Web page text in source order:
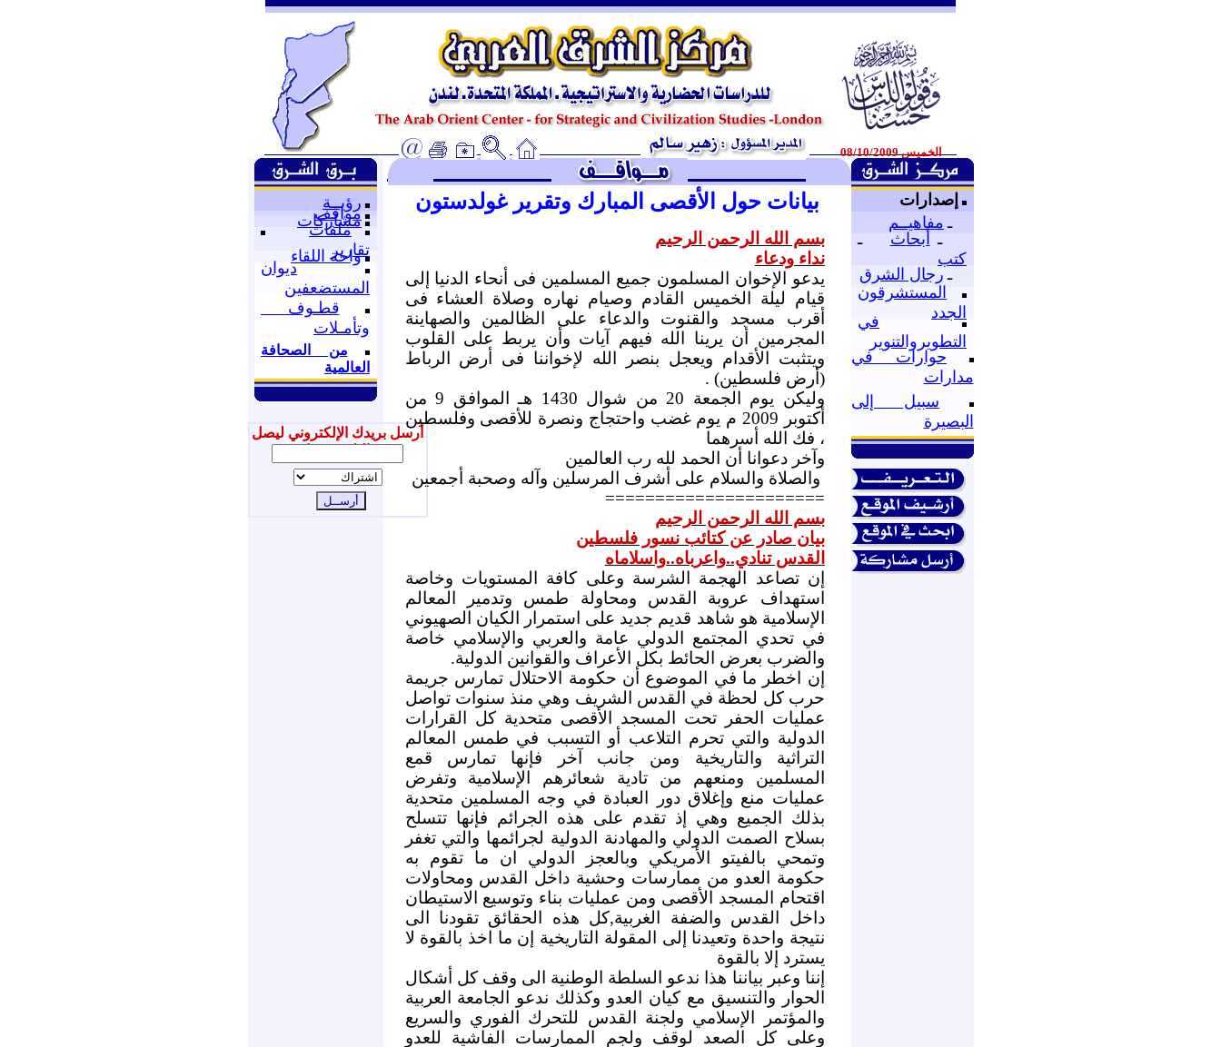
ـ
الخميس 08/10/2009
رؤيــة
مواقف
مشاركات
ملفات
تقارير
واحة اللقاء
ديوان
المستضعفين
قطـوف
وتأمـلات
من الصحافة
العالمية
أرسل بريدك الإلكتروني ليصل
إليك جديدنا
إصدارات
ـ مفاهيــم
ـ
أبحاث
ـ
كتب
ـ رجال الشرق
المستشرقون
الجدد
في
التطويروالتنوير
حوارات في
مدارات
سبيل إلى
البصيرة
بيانات حول الأقصى المبارك وتقرير غولدستون
بسم الله الرحمن الرحيم
نداء ودعاء
يدعو الإخوان المسلمون جميع المسلمين فى أنحاء الدنيا إلى
قيام ليلة الخميس القادم وصيام نهاره وصلاة العشاء فى
أقرب مسجد والقنوت والدعاء على الظالمين والصهاينة
المجرمين أن يرينا الله فيهم آيات وأن يربط على القلوب
ويتثبت الأقدام ويعجل بنصر الله لإخواننا فى أرض الرباط
(أرض فلسطين) .
وليكن يوم الجمعة 20 من شوال 1430 هـ الموافق 9 من
أكتوبر 2009 م يوم غضب واحتجاج ونصرة للأقصى وفلسطين
، فك الله أسرهما
وآخر دعوانا أن الحمد لله رب العالمين
والصلاة والسلام على أشرف المرسلين وآله وصحبة أجمعين
======================
بسم الله الرحمن الرحيم
بيان صادر عن كتائب نسور فلسطين
القدس تنادي..واعرباه..واسلاماه
إن تصاعد الهجمة الشرسة وعلى كافة المستويات وخاصة
استهداف عروبة القدس ومحاولة طمس وتدمير المعالم
الإسلامية هو شاهد قديم جديد على استمرار الكيان الصهيوني
في تحدي المجتمع الدولي عامة والعربي والإسلامي خاصة
والضرب بعرض الحائط بكل الأعراف والقوانين الدولية.
إن اخطر ما في الموضوع أن حكومة الاحتلال تمارس جريمة
حرب كل لحظة في القدس الشريف وهي منذ سنوات تواصل
عمليات الحفر تحت المسجد الأقصى متحدية كل القرارات
الدولية والتي تحرم التلاعب أو التسبب في طمس المعالم
التراثية والتاريخية ومن جانب آخر فإنها تمارس قمع
المسلمين ومنعهم من تادية شعائرهم الإسلامية وتفرض
عمليات منع وإغلاق دور العبادة في وجه المسلمين متحدية
بذلك الجميع وهي إذ تقدم على هذه الجرائم فإنها تتسلح
بسلاح الصمت الدولي والمهادنة الدولية لجرائمها والتي تغفر
وتمحي بالفيتو الأمريكي وبالعجز الدولي ان ما تقوم به
حكومة العدو من ممارسات وحشية داخل القدس ومحاولات
اقتحام المسجد الأقصى ومن عمليات بناء وتوسيع الاستيطان
داخل القدس والضفة الغربية,كل هذه الحقائق تقودنا الى
نتيجة واحدة وتعيدنا إلى المقولة التاريخية إن ما اخذ بالقوة لا
يسترد إلا بالقوة
إننا وعبر بياننا هذا ندعو السلطة الوطنية الى وقف كل أشكال
الحوار والتنسيق مع كيان العدو وكذلك ندعو الجامعة العربية
والمؤتمر الإسلامي ولجنة القدس للتحرك الفوري والسريع
وعلى كل الصعد لوقف ولجم الممارسات الفاشية للعدو